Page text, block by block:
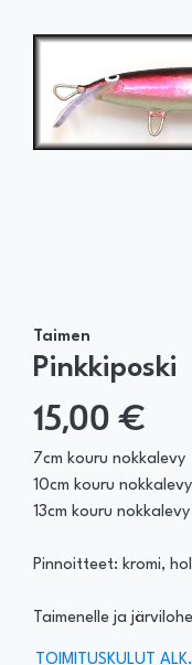
Taimen
Pinkkiposki
15,00 €
7cm kouru nokkalevy
10cm kouru nokkalevy
13cm kouru nokkalevy
Pinnoitteet: kromi,
Taimenelle ja
TOIMITUSKULUT